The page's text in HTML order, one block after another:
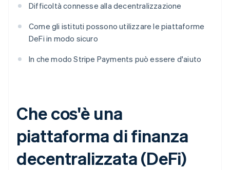
Difficoltà connesse alla decentralizzazione
Come gli istituti possono utilizzare le piattaforme
DeFi in modo sicuro
In che modo Stripe Payments può essere d'aiuto
Che cos'è una
piattaforma di finanza
decentralizzata (DeFi)